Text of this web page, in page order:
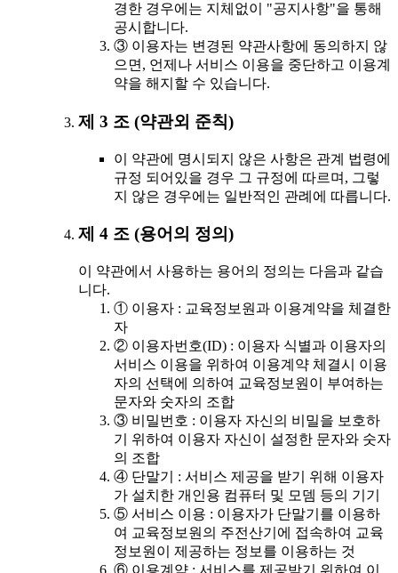
경한 경우에는 지체없이 "공지사항"을 통해
공시합니다.
③ 이용자는 변경된 약관사항에 동의하지 않
으면, 언제나 서비스 이용을 중단하고 이용계
약을 해지할 수 있습니다.
제 3 조 (약관외 준칙)
이 약관에 명시되지 않은 사항은 관계 법령에
규정 되어있을 경우 그 규정에 따르며, 그렇
지 않은 경우에는 일반적인 관례에 따릅니다.
제 4 조 (용어의 정의)
이 약관에서 사용하는 용어의 정의는 다음과 같습
니다.
① 이용자 : 교육정보원과 이용계약을 체결한
자
② 이용자번호(ID) : 이용자 식별과 이용자의
서비스 이용을 위하여 이용계약 체결시 이용
자의 선택에 의하여 교육정보원이 부여하는
문자와 숫자의 조합
③ 비밀번호 : 이용자 자신의 비밀을 보호하
기 위하여 이용자 자신이 설정한 문자와 숫자
의 조합
④ 단말기 : 서비스 제공을 받기 위해 이용자
가 설치한 개인용 컴퓨터 및 모뎀 등의 기기
⑤ 서비스 이용 : 이용자가 단말기를 이용하
여 교육정보원의 주전산기에 접속하여 교육
정보원이 제공하는 정보를 이용하는 것